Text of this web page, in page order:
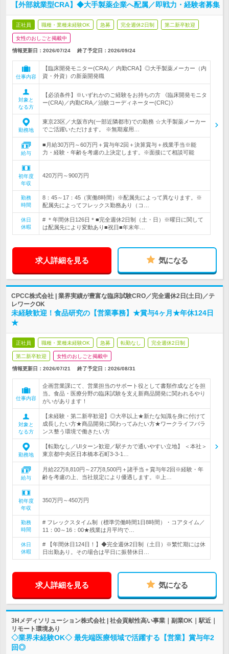
【外部就業型CRA】◆大手製薬企業へ配属／即戦力・経験者募集
正社員 職種・業種未経験OK 急募 完全週休2日制 第二新卒歓迎
女性のおしごと掲載中
情報更新日：2026/07/24 終了予定日： 2026/09/24
仕事内容
【臨床開発モニター(CRA)／ 内勤CRA】◎大手製薬メーカー（内
資・外資）の新薬開発職
対象と
なる方
【必須条件】※いずれかのご経験をお持ちの方 《臨床開発モニタ
ー(CRA)／内勤CRA／治験コーディネーター(CRC)》
勤務地
東京23区／大阪市内(一部近隣都市)での勤務 ☆大手製薬メーカー
でご活躍いただけます。 ※無期雇用…
給与
■月給30万円～60万円＋賞与年2回＋決算賞与＋残業手当※能
力・経験・年齢を考慮の上決定します。※面接にて相談可能
初年度
年収
420万円～900万円
勤務
時間
8：45～17：45（実働8時間）※配属先によって異なります。※
配属先によってフレックス勤務あり（コ…
休日
休暇
# ＊年間休日126日＊■完全週休2日制（土・日）※曜日に関して
は配属先により変動あり■祝日■年末年…
求人詳細を見る 気になる
CPCC株式会社 | 業界実績が豊富な臨床試験CRO／完全週休2日(土日)／テ
レワークOK
未経験歓迎！食品研究の【営業事務】★賞与4ヶ月★年休124日
★
正社員 職種・業種未経験OK 急募 転勤なし 完全週休2日制
第二新卒歓迎 女性のおしごと掲載中
情報更新日：2026/07/21 終了予定日： 2026/08/31
仕事内容
企画営業課にて、営業担当のサポート役として書類作成などを担
当。食品・医療分野の臨床試験を支え新商品開発に関われるやり
がいがあります！
対象と
なる方
【未経験・第二新卒歓迎】◎大卒以上★新たな知識を身に付けて
成長したい方★商品開発に関わってみたい方★ワークライフバラ
ンス整う環境で働きたい方
勤務地
【転勤なし／UIターン歓迎／駅チカで通いやすい立地】 ＜本社＞
東京都中央区日本橋本石町3-3-1…
給与
月給22万8,810円～27万8,500円＋諸手当＋賞与年2回※経験・年
齢を考慮の上、当社規定により優遇します。※上…
初年度
年収
350万円～450万円
勤務
時間
# フレックスタイム制（標準労働時間1日8時間）・コアタイム／
11：00～16：00★残業は月平均で…
休日
休暇
# 【年間休日124日！】◆完全週休2日制（土日）※繁忙期には休
日出勤あり。その場合は平日に振替休日…
求人詳細を見る 気になる
3Hメディソリューション株式会社 | 社会貢献性高い事業｜副業OK｜駅近｜
リモート環境あり
◇業界未経験OK◇ 最先端医療領域で活躍する【営業】賞与年2
回◎